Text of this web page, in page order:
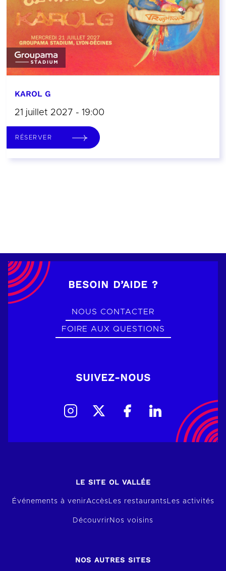
KAROL G
21 juillet 2027 - 19:00
RÉSERVER
BESOIN D’AIDE ?
NOUS CONTACTER
FOIRE AUX QUESTIONS
SUIVEZ-NOUS
LE SITE OL VALLÉE
Événements à venirAccès Les restaurants Les activités
Découvrir Nos voisins
NOS AUTRES SITES